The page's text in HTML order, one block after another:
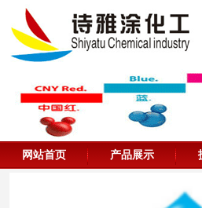
网站首页 产品展示